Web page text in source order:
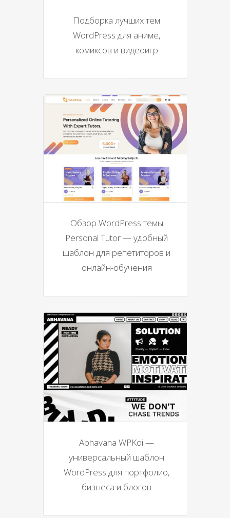
Подборка лучших тем
WordPress для аниме,
комиксов и видеоигр
Обзор WordPress темы
Personal Tutor — удобный
шаблон для репетиторов и
онлайн-обучения
Abhavana WPKoi —
универсальный шаблон
WordPress для портфолио,
бизнеса и блогов